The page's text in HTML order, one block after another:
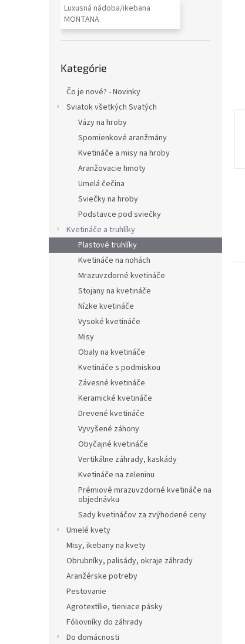
Luxusná nádoba/ikebana
MONTANA
kategórie
Kategórie
Čo je nové? - Novinky
Sviatok všetkých Svätých
Vázy na hroby
Spomienkové aranžmány
Kvetináče a misy na hroby
Aranžovacie hmoty
Umelá čečina
Sviečky na hroby
Podstavce pod sviečky
Kvetináče a truhlíky
Plastové truhlíky
Kvetináče na nohách
Mrazuvzdorné kvetináče
Stojany na kvetináče
Nízke kvetináče
Vysoké kvetináče
Misy
Obaly na kvetináče
Kvetináče s podmiskou
Závesné kvetináče
Keramické kvetináče
Drevené kvetináče
Vyvyšené záhony
Obyčajné kvetináče
Vertikálne záhrady, kaskády
Kvetináče na zeleninu
Prémiové mrazuvzdorné kvetináče na
objednávku
Sady kvetináčov za zvýhodené ceny
Umelé kvety
Misy, ikebany na kvety
Obrubníky, palisády, okraje záhrady
Aranžérske potreby
Pestovanie
Agrotextílie, tieniace pásky
Fóliovníky do záhrady
Do domácnosti